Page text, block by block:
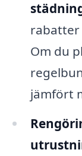
rabatter
Om du
jämfört